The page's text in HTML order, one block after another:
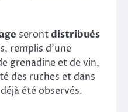
serontdistribués
remplis d’une
grenadine et de vin,
des ruches et dans
été observés.